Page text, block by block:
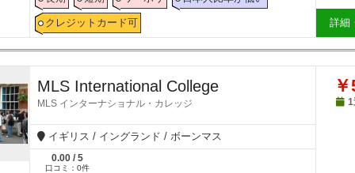
クレジットカード可 詳細
MLS International College
MLS インターナショナル・カレッジ
イギリス / イングランド / ボーンマス
0.00 / 5
口コミ： 0件
1